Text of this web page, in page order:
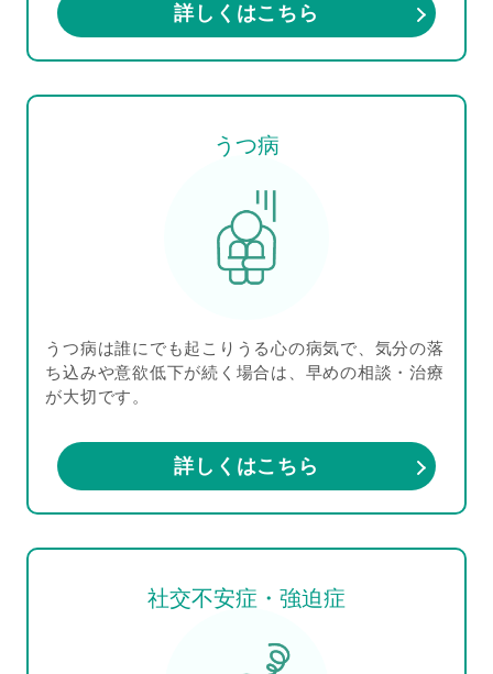
詳しくはこちら
うつ病
うつ病は誰にでも起こりうる心の病気で、気分の落
ち込みや意欲低下が続く場合は、早めの相談・治療
が大切です。
詳しくはこちら
社交不安症・強迫症